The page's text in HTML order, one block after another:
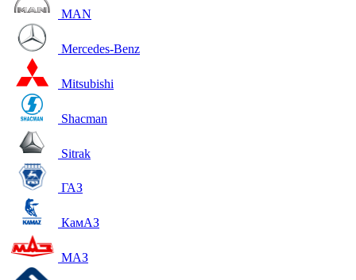
MAN
Mercedes-Benz
Mitsubishi
Shacman
Sitrak
ГАЗ
КамАЗ
МАЗ